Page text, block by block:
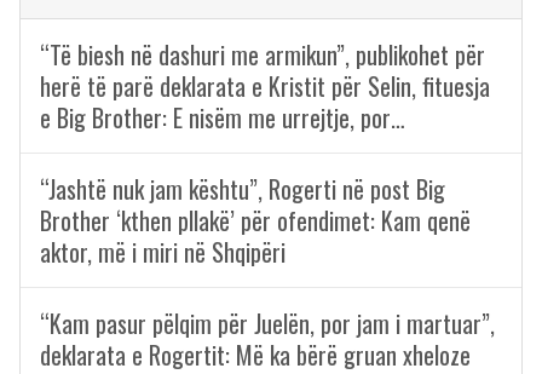
“Të biesh në dashuri me armikun”, publikohet për
herë të parë deklarata e Kristit për Selin, fituesja
e Big Brother: E nisëm me urrejtje, por…
“Jashtë nuk jam kështu”, Rogerti në post Big
Brother ‘kthen pllakë’ për ofendimet: Kam qenë
aktor, më i miri në Shqipëri
“Kam pasur pëlqim për Juelën, por jam i martuar”,
deklarata e Rogertit: Më ka bërë gruan xheloze